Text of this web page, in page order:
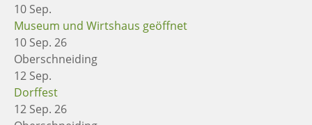
10 Sep.
Museum und Wirtshaus geöffnet
10 Sep. 26
Oberschneiding
12 Sep.
Dorffest
12 Sep. 26